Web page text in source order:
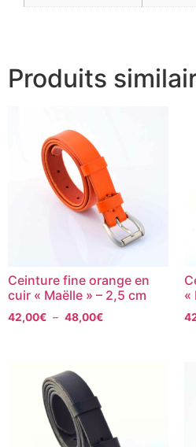
Produits
Ceinture fine orange en
cuir « Maëlle » – 2,5 cm
42,00€ – 48,00€
«